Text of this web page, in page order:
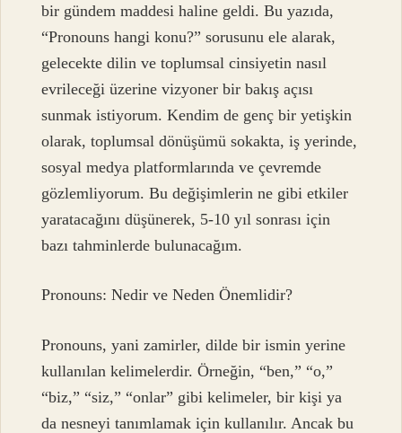
bir gündem maddesi haline geldi. Bu yazıda,
“Pronouns hangi konu?” sorusunu ele alarak,
gelecekte dilin ve toplumsal cinsiyetin nasıl
evrileceği üzerine vizyoner bir bakış açısı
sunmak istiyorum. Kendim de genç bir yetişkin
olarak, toplumsal dönüşümü sokakta, iş yerinde,
sosyal medya platformlarında ve çevremde
gözlemliyorum. Bu değişimlerin ne gibi etkiler
yaratacağını düşünerek, 5-10 yıl sonrası için
bazı tahminlerde bulunacağım.
Pronouns: Nedir ve Neden Önemlidir?
Pronouns, yani zamirler, dilde bir ismin yerine
kullanılan kelimelerdir. Örneğin, “ben,” “o,”
“biz,” “siz,” “onlar” gibi kelimeler, bir kişi ya
da nesneyi tanımlamak için kullanılır. Ancak bu